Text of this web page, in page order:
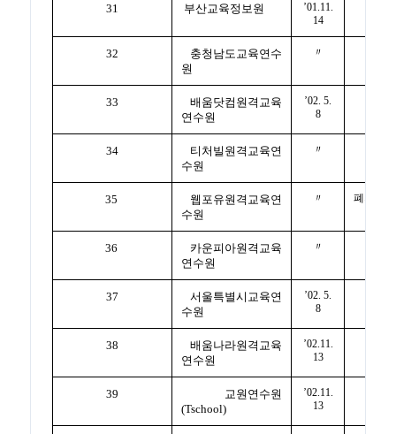
31 부산교육정보원
’01.11.
14
32
충청남도교육연수
원
〃
33
배움닷컴원격교육
연수원
’02. 5.
8
34
티처빌원격교육연
수원
〃
35
웹포유원격교육연
수원
〃 폐지
36
카운피아원격교육
연수원
〃
37
서울특별시교육연
수원
’02. 5.
8
38
배움나라원격교육
연수원
’02.11.
13
39
교원연수원
(Tschool)
’02.11.
13